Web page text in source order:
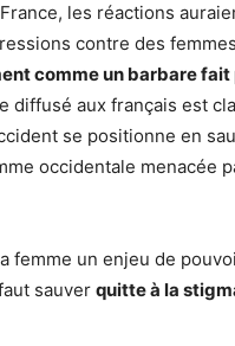
les réactions
contre des
comme un barbare fait
diffusé aux français est
se positionne en
occidentale menacée
femme un enjeu de
sauver quitte à la